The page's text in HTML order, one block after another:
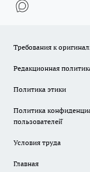
Требования к
Редакционная
Политика этики
Политика
пользователей̆
Условия труда
Главная